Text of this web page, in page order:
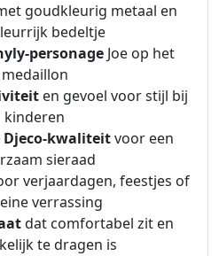
goudkleurig metaal en
bedeltje
personage Joe op het
medaillon
en gevoel voor stijl bij
kinderen
Djeco-kwaliteitvoor een
sieraad
verjaardagen, feestjes of
verrassing
dat comfortabel zit en
te dragen is